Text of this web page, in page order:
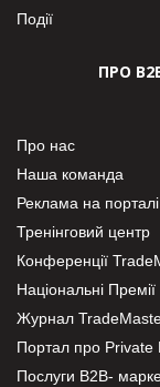
Події
ПРО
Про нас
Наша команда
Реклама на порталі
Тренінговий центр
Конференції
Національні Премії
Журнал
Портал про Private
Послуги В2В-